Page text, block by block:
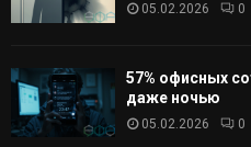
05.02.2026 0
57% офисных
даже ночью
05.02.2026 0